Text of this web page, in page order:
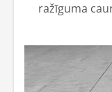
ražīguma